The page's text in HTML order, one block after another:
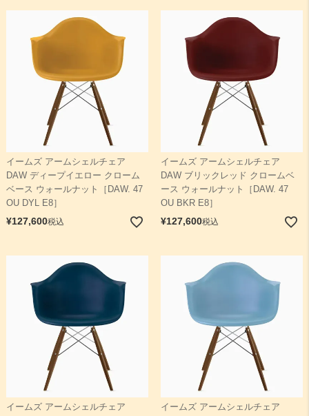
イームズ アームシェルチェア
DAW ディープイエロー クローム
ベース ウォールナット［DAW. 47
OU DYL E8］
¥127,600税込
イームズ アームシェルチェア
DAW ブリックレッド クロームベ
ース ウォールナット［DAW. 47
OU BKR E8］
¥127,600税込
イームズ アームシェルチェア
イームズ アームシェルチェア